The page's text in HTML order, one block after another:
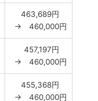
463,689円
→ 460,000円
457,197円
→ 460,000円
455,368円
→ 460,000円